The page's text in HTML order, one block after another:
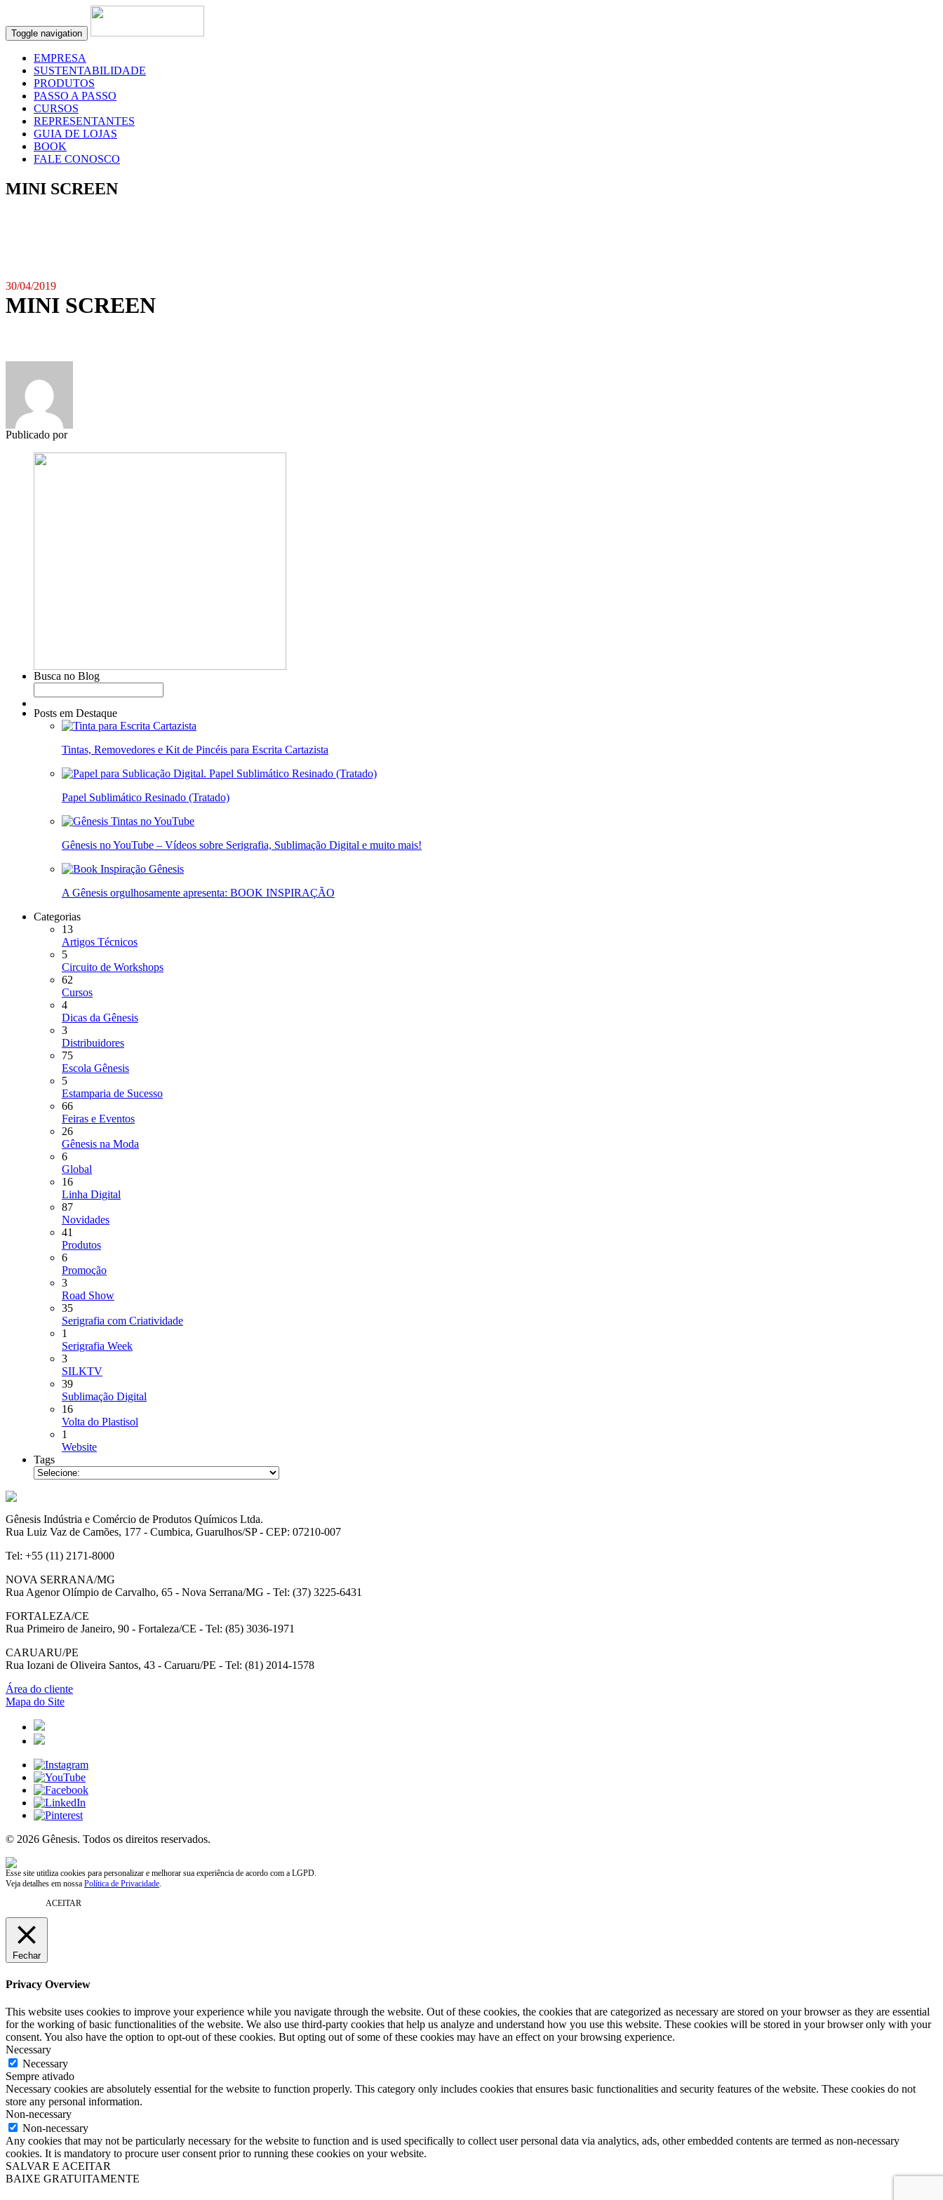
Toggle navigation
EMPRESA
SUSTENTABILIDADE
PRODUTOS
PASSO A PASSO
CURSOS
REPRESENTANTES
GUIA DE LOJAS
BOOK
FALE CONOSCO
MINI SCREEN
30/04/2019
MINI SCREEN
Publicado por
Busca no Blog
Posts em Destaque
Tintas, Removedores e Kit de Pincéis para Escrita Cartazista
Papel Sublimático Resinado (Tratado)
Gênesis no YouTube – Vídeos sobre Serigrafia, Sublimação Digital e muito mais!
A Gênesis orgulhosamente apresenta: BOOK INSPIRAÇÃO
Categorias
13
Artigos Técnicos
5
Circuito de Workshops
62
Cursos
4
Dicas da Gênesis
3
Distribuidores
75
Escola Gênesis
5
Estamparia de Sucesso
66
Feiras e Eventos
26
Gênesis na Moda
6
Global
16
Linha Digital
87
Novidades
41
Produtos
6
Promoção
3
Road Show
35
Serigrafia com Criatividade
1
Serigrafia Week
3
SILKTV
39
Sublimação Digital
16
Volta do Plastisol
1
Website
Tags
Gênesis Indústria e Comércio de Produtos Químicos Ltda.
Rua Luiz Vaz de Camões, 177 - Cumbica, Guarulhos/SP - CEP: 07210-007
Tel: +55 (11) 2171-8000
NOVA SERRANA/MG
Rua Agenor Olímpio de Carvalho, 65 - Nova Serrana/MG - Tel: (37) 3225-6431
FORTALEZA/CE
Rua Primeiro de Janeiro, 90 - Fortaleza/CE - Tel: (85) 3036-1971
CARUARU/PE
Rua Iozani de Oliveira Santos, 43 - Caruaru/PE - Tel: (81) 2014-1578
Área do cliente
Mapa do Site
© 2026 Gênesis. Todos os direitos reservados.
Esse site utitliza cookies para personalizar e melhorar sua experiência de acordo com a LGPD.
Veja detalhes em nossa Política de Privacidade.
ACEITAR
Fechar
Privacy Overview
This website uses cookies to improve your experience while you navigate through the website. Out of these cookies, the cookies that are categorized as necessary are stored on your browser as they are essential
for the working of basic functionalities of the website. We also use third-party cookies that help us analyze and understand how you use this website. These cookies will be stored in your browser only with your
consent. You also have the option to opt-out of these cookies. But opting out of some of these cookies may have an effect on your browsing experience.
Necessary
Necessary
Sempre ativado
Necessary cookies are absolutely essential for the website to function properly. This category only includes cookies that ensures basic functionalities and security features of the website. These cookies do not
store any personal information.
Non-necessary
Non-necessary
Any cookies that may not be particularly necessary for the website to function and is used specifically to collect user personal data via analytics, ads, other embedded contents are termed as non-necessary
cookies. It is mandatory to procure user consent prior to running these cookies on your website.
SALVAR E ACEITAR
BAIXE GRATUITAMENTE